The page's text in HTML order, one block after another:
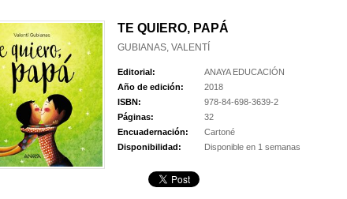
TE QUIERO, PAPÁ
GUBIANAS, VALENTÍ
Editorial:
ANAYA EDUCACIÓN
Año de edición:
2018
ISBN:
978-84-698-3639-2
Páginas:
32
Encuadernación:
Cartoné
Disponibilidad:
Disponible en 1 semanas